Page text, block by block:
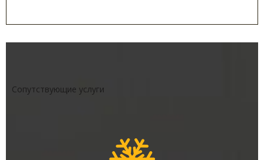
Сопутствующие услуги